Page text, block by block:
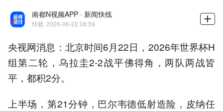
南都N视频APP · 新闻快线
转载 2026-06-22 08:59
央视网消息：北京时间6月22日，2026年世界杯H
组第二轮，乌拉圭2-2战平佛得角，两队两战皆
平，都积2分。
上半场，第21分钟，巴尔韦德低射造险，皮纳任